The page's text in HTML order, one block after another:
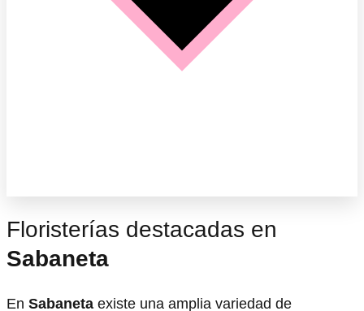
Floristerías destacadas en
Sabaneta
En Sabaneta existe una amplia variedad de